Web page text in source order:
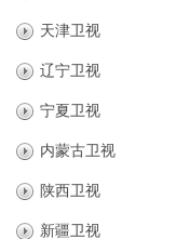
天津卫视
辽宁卫视
宁夏卫视
内蒙古卫视
陕西卫视
新疆卫视